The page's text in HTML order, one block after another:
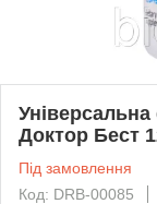
Доктор Бест
Під замовлення
Код: DRB-00085